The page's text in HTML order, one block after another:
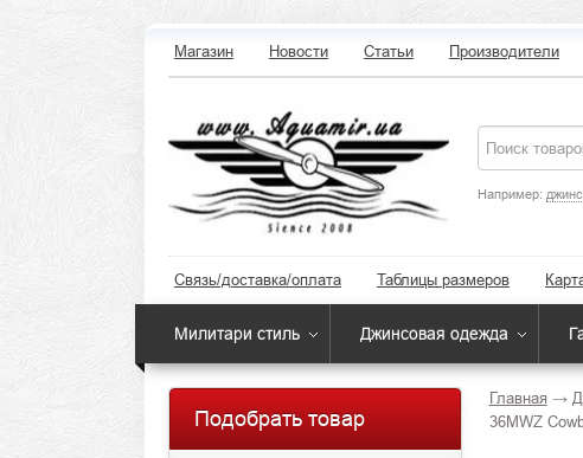
Магазин Новости Статьи Производители
Например:
Связь/доставка/оплата Таблицы размеров
Милитари стиль Джинсовая одежда
Подобрать товар
Главная →
36MWZ